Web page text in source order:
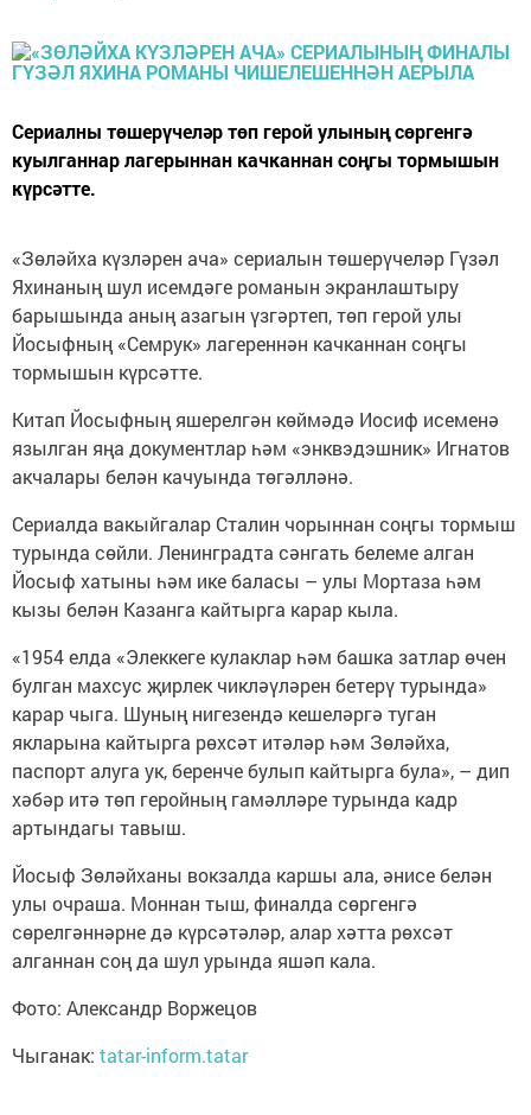
Сериалны төшерүчеләр төп герой улының сөргенгә
куылганнар лагерыннан качканнан соңгы тормышын
күрсәтте.
«Зөләйха күзләрен ача» сериалын төшерүчеләр Гүзәл
Яхинаның шул исемдәге романын экранлаштыру
барышында аның азагын үзгәртеп, төп герой улы
Йосыфның «Семрук» лагереннән качканнан соңгы
тормышын күрсәтте.
Китап Йосыфның яшерелгән көймәдә Иосиф исеменә
язылган яңа документлар һәм «энквэдэшник» Игнатов
акчалары белән качуында төгәлләнә.
Сериалда вакыйгалар Сталин чорыннан соңгы тормыш
турында сөйли. Ленинградта сәнгать белеме алган
Йосыф хатыны һәм ике баласы – улы Мортаза һәм
кызы белән Казанга кайтырга карар кыла.
«1954 елда «Элеккеге кулаклар һәм башка затлар өчен
булган махсус җирлек чикләүләрен бетерү турында»
карар чыга. Шуның нигезендә кешеләргә туган
якларына кайтырга рөхсәт итәләр һәм Зөләйха,
паспорт алуга ук, беренче булып кайтырга була», – дип
хәбәр итә төп геройның гамәлләре турында кадр
артындагы тавыш.
Йосыф Зөләйханы вокзалда каршы ала, әнисе белән
улы очраша. Моннан тыш, финалда сөргенгә
сөрелгәннәрне дә күрсәтәләр, алар хәтта рөхсәт
алганнан соң да шул урында яшәп кала.
Фото: Александр Воржецов
Чыганак: tatar-inform.tatar